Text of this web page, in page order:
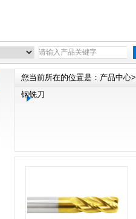
您当前所在的位置是： 产品中心
钢铣刀